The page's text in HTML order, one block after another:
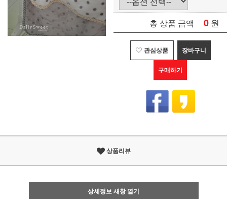
총 상품 금액 0 원
관심상품 장바구니
구매하기
상품리뷰
상세정보 새창 열기